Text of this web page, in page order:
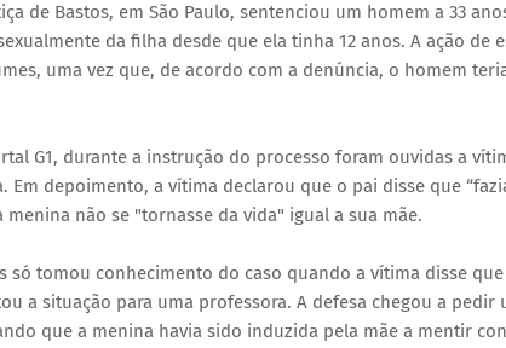
de Bastos, em São Paulo, sentenciou um homem a 33
da filha desde que ela tinha 12 anos. A ação de
uma vez que, de acordo com a denúncia, o homem
G1, durante a instrução do processo foram ouvidas a
Em depoimento, a vítima declarou que o pai disse que
menina não se "tornasse da vida" igual a sua mãe.
só tomou conhecimento do caso quando a vítima disse
a situação para uma professora. A defesa chegou a pedir
que a menina havia sido induzida pela mãe a mentir